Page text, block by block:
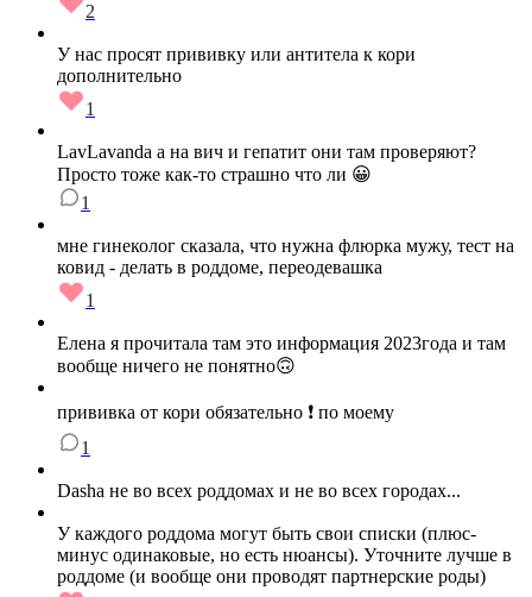
2
У нас просят прививку или антитела к кори
дополнительно
1
LavLavanda а на вич и гепатит они там проверяют?
Просто тоже как-то страшно что ли 😀
1
мне гинеколог сказала, что нужна флюрка мужу, тест на
ковид - делать в роддоме, переодевашка
1
Елена я прочитала там это информация 2023года и там
вообще ничего не понятно🙃
прививка от кори обязательно ❗ по моему
1
Dasha не во всех роддомах и не во всех городах...
У каждого роддома могут быть свои списки (плюс-
минус одинаковые, но есть нюансы). Уточните лучше в
роддоме (и вообще они проводят партнерские роды)